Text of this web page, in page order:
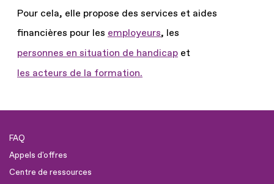
Pour cela, elle propose des services et aides
financières pour les employeurs, les
personnes en situation de handicap et
les acteurs de la formation.
FAQ
Appels d'offres
Centre de ressources